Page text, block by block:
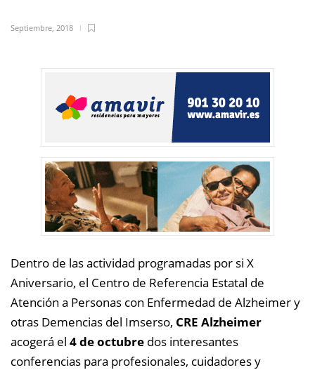
Septiembre, 2018
Dentro de las actividad programadas por si X
Aniversario, el Centro de Referencia Estatal de
Atención a Personas con Enfermedad de Alzheimer y
otras Demencias del Imserso, CRE Alzheimer
acogerá el 4 de octubre dos interesantes
conferencias para profesionales, cuidadores y